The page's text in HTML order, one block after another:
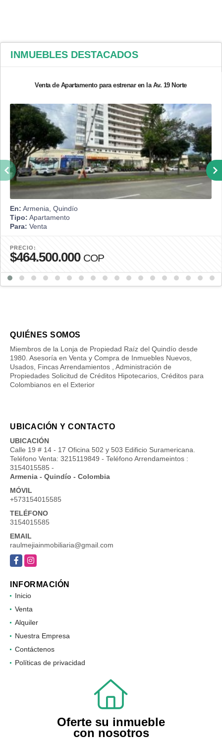
INMUEBLES DESTACADOS
Venta de Apartamento para estrenar en la Av. 19 Norte
En: Armenia, Quindío
Tipo: Apartamento
Para: Venta
PRECIO:
$464.500.000 COP
QUIÉNES SOMOS
Miembros de la Lonja de Propiedad Raíz del Quindío desde
1980. Asesoría en Venta y Compra de Inmuebles Nuevos,
Usados, Fincas Arrendamientos , Administración de
Propiedades Solicitud de Créditos Hipotecarios, Créditos para
Colombianos en el Exterior
UBICACIÓN Y CONTACTO
UBICACIÓN
Calle 19 # 14 - 17 Oficina 502 y 503 Edificio Suramericana.
Teléfono Venta: 3215119849 - Teléfono Arrendameintos :
3154015585 -
Armenia - Quindío - Colombia
MÓVIL
+573154015585
TELÉFONO
3154015585
EMAIL
raulmejiainmobiliaria@gmail.com
FacebookInstagram
INFORMACIÓN
Inicio
Venta
Alquiler
Nuestra Empresa
Contáctenos
Políticas de privacidad
Oferte su inmueble
con nosotros